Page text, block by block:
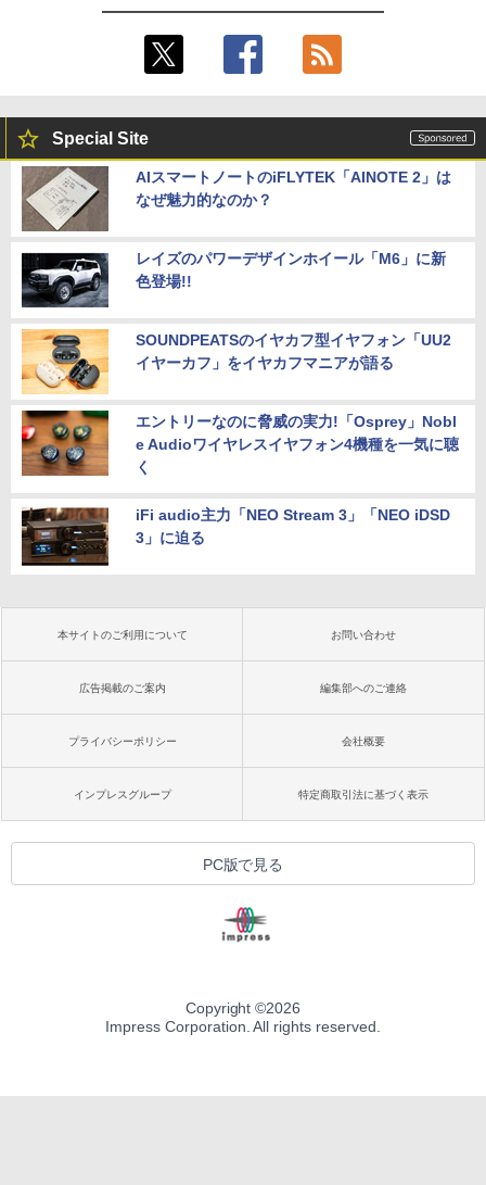
Special Site
AIスマートノートのiFLYTEK「AINOTE 2」は
なぜ魅力的なのか？
レイズのパワーデザインホイール「M6」に新
色登場!!
SOUNDPEATSのイヤカフ型イヤフォン「UU2
イヤーカフ」をイヤカフマニアが語る
エントリーなのに脅威の実力!「Osprey」Nobl
e Audioワイヤレスイヤフォン4機種を一気に聴
く
iFi audio主力「NEO Stream 3」「NEO iDSD
3」に迫る
本サイトのご利用について お問い合わせ
広告掲載のご案内 編集部へのご連絡
プライバシーポリシー 会社概要
インプレスグループ 特定商取引法に基づく表示
PC版で見る
Copyright ©2026
Impress Corporation. All rights reserved.